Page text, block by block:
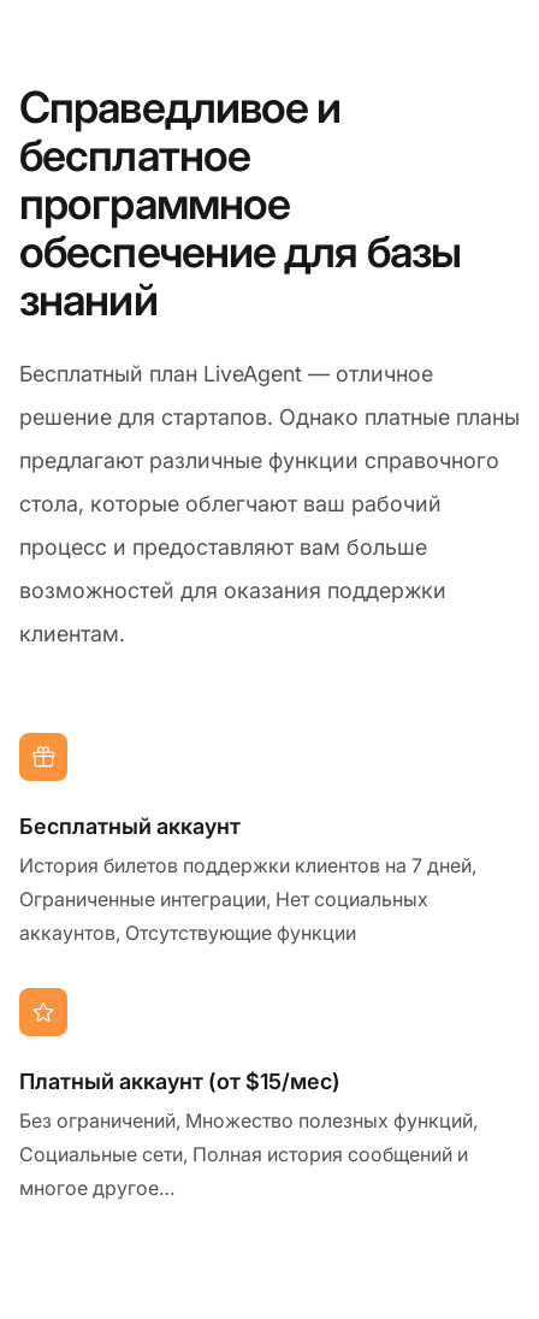
Справедливое и
бесплатное
программное
обеспечение для базы
знаний
Бесплатный план LiveAgent — отличное
решение для стартапов. Однако платные планы
предлагают различные функции справочного
стола, которые облегчают ваш рабочий
процесс и предоставляют вам больше
возможностей для оказания поддержки
клиентам.
Бесплатный аккаунт
История билетов поддержки клиентов на 7 дней,
Ограниченные интеграции, Нет социальных
аккаунтов, Отсутствующие функции
Платный аккаунт (от $15/мес)
Без ограничений, Множество полезных функций,
Социальные сети, Полная история сообщений и
многое другое…